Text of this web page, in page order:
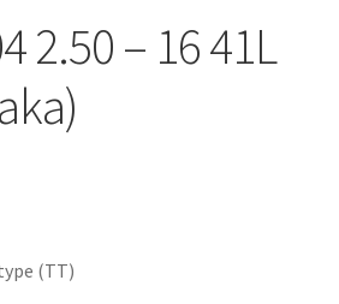
2.50 – 16 41L
(TT)